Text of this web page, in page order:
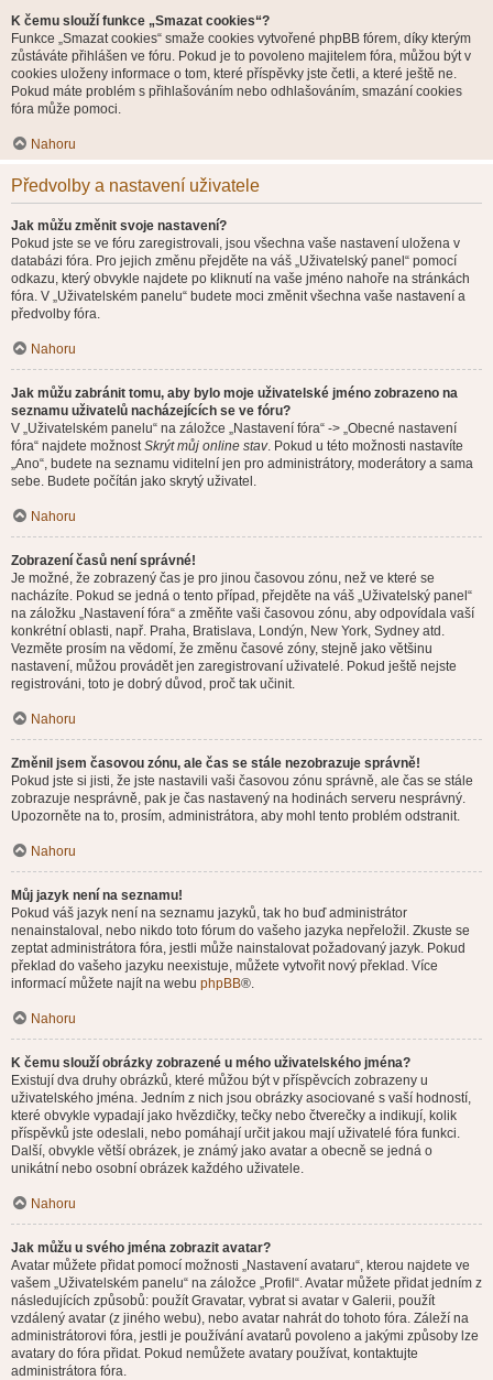
K čemu slouží funkce „Smazat cookies“?
Funkce „Smazat cookies“ smaže cookies vytvořené phpBB fórem, díky kterým
zůstáváte přihlášen ve fóru. Pokud je to povoleno majitelem fóra, můžou být v
cookies uloženy informace o tom, které příspěvky jste četli, a které ještě ne.
Pokud máte problém s přihlašováním nebo odhlašováním, smazání cookies
fóra může pomoci.
Nahoru
Předvolby a nastavení uživatele
Jak můžu změnit svoje nastavení?
Pokud jste se ve fóru zaregistrovali, jsou všechna vaše nastavení uložena v
databázi fóra. Pro jejich změnu přejděte na váš „Uživatelský panel“ pomocí
odkazu, který obvykle najdete po kliknutí na vaše jméno nahoře na stránkách
fóra. V „Uživatelském panelu“ budete moci změnit všechna vaše nastavení a
předvolby fóra.
Nahoru
Jak můžu zabránit tomu, aby bylo moje uživatelské jméno zobrazeno na
seznamu uživatelů nacházejících se ve fóru?
V „Uživatelském panelu“ na záložce „Nastavení fóra“ -> „Obecné nastavení
fóra“ najdete možnostSkrýt můj online stav. Pokud u této možnosti nastavíte
„Ano“, budete na seznamu viditelní jen pro administrátory, moderátory a sama
sebe. Budete počítán jako skrytý uživatel.
Nahoru
Zobrazení časů není správné!
Je možné, že zobrazený čas je pro jinou časovou zónu, než ve které se
nacházíte. Pokud se jedná o tento případ, přejděte na váš „Uživatelský panel“
na záložku „Nastavení fóra“ a změňte vaši časovou zónu, aby odpovídala vaší
konkrétní oblasti, např. Praha, Bratislava, Londýn, New York, Sydney atd.
Vezměte prosím na vědomí, že změnu časové zóny, stejně jako většinu
nastavení, můžou provádět jen zaregistrovaní uživatelé. Pokud ještě nejste
registrováni, toto je dobrý důvod, proč tak učinit.
Nahoru
Změnil jsem časovou zónu, ale čas se stále nezobrazuje správně!
Pokud jste si jisti, že jste nastavili vaši časovou zónu správně, ale čas se stále
zobrazuje nesprávně, pak je čas nastavený na hodinách serveru nesprávný.
Upozorněte na to, prosím, administrátora, aby mohl tento problém odstranit.
Nahoru
Můj jazyk není na seznamu!
Pokud váš jazyk není na seznamu jazyků, tak ho buď administrátor
nenainstaloval, nebo nikdo toto fórum do vašeho jazyka nepřeložil. Zkuste se
zeptat administrátora fóra, jestli může nainstalovat požadovaný jazyk. Pokud
překlad do vašeho jazyku neexistuje, můžete vytvořit nový překlad. Více
informací můžete najít na webu phpBB®.
Nahoru
K čemu slouží obrázky zobrazené u mého uživatelského jména?
Existují dva druhy obrázků, které můžou být v příspěvcích zobrazeny u
uživatelského jména. Jedním z nich jsou obrázky asociované s vaší hodností,
které obvykle vypadají jako hvězdičky, tečky nebo čtverečky a indikují, kolik
příspěvků jste odeslali, nebo pomáhají určit jakou mají uživatelé fóra funkci.
Další, obvykle větší obrázek, je známý jako avatar a obecně se jedná o
unikátní nebo osobní obrázek každého uživatele.
Nahoru
Jak můžu u svého jména zobrazit avatar?
Avatar můžete přidat pomocí možnosti „Nastavení avataru“, kterou najdete ve
vašem „Uživatelském panelu“ na záložce „Profil“. Avatar můžete přidat jedním z
následujících způsobů: použít Gravatar, vybrat si avatar v Galerii, použít
vzdálený avatar (z jiného webu), nebo avatar nahrát do tohoto fóra. Záleží na
administrátorovi fóra, jestli je používání avatarů povoleno a jakými způsoby lze
avatary do fóra přidat. Pokud nemůžete avatary používat, kontaktujte
administrátora fóra.